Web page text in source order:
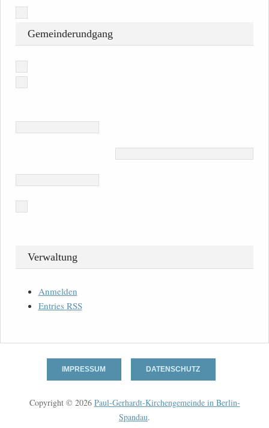
Gemeinderundgang
Verwaltung
Anmelden
Entries RSS
IMPRESSUM DATENSCHUTZ
Copyright © 2026 Paul-Gerhardt-Kirchengemeinde in Berlin-
Spandau.